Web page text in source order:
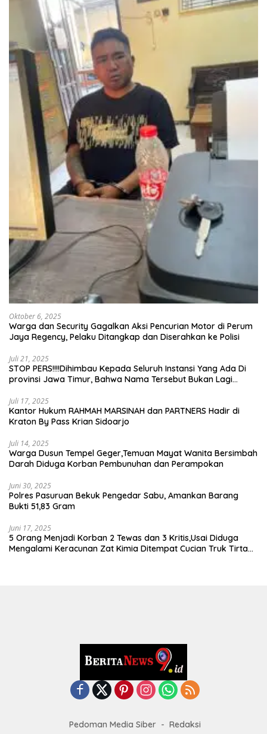
Oktober 6, 2025
Warga dan Security Gagalkan Aksi Pencurian Motor di Perum
Jaya Regency, Pelaku Ditangkap dan Diserahkan ke Polisi
Juli 21, 2025
STOP PERS!!!!Dihimbau Kepada Seluruh Instansi Yang Ada Di
provinsi Jawa Timur, Bahwa Nama Tersebut Bukan Lagi
Juli 17, 2025
Kantor Hukum RAHMAH MARSINAH dan PARTNERS Hadir di
Kraton By Pass Krian Sidoarjo
Juli 14, 2025
Warga Dusun Tempel Geger,Temuan Mayat Wanita Bersimbah
Darah Diduga Korban Pembunuhan dan Perampokan
Juni 30, 2025
Polres Pasuruan Bekuk Pengedar Sabu, Amankan Barang
Bukti 51,83 Gram
Juni 17, 2025
5 Orang Menjadi Korban 2 Tewas dan 3 Kritis,Usai Diduga
Mengalami Keracunan Zat Kimia Ditempat Cucian Truk Tirta
Pedoman Media Siber Redaksi